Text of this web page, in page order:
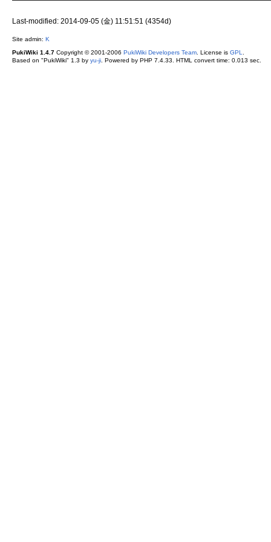
Last-modified: 2014-09-05 (金) 11:51:51 (4354d)
Site admin: K
PukiWiki 1.4.7Copyright © 2001-2006 PukiWiki Developers Team. License is GPL
Based on "PukiWiki" 1.3 by yu-ji. Powered by PHP 7.4.33. HTML convert time: 0.013 sec.